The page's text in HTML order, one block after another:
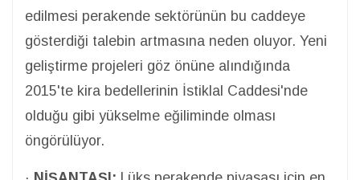
edilmesi perakende sektörünün bu caddeye
gösterdiği talebin artmasına neden oluyor. Yeni
geliştirme projeleri göz önüne alındığında
2015'te kira bedellerinin İstiklal Caddesi'nde
olduğu gibi yükselme eğiliminde olması
öngörülüyor.